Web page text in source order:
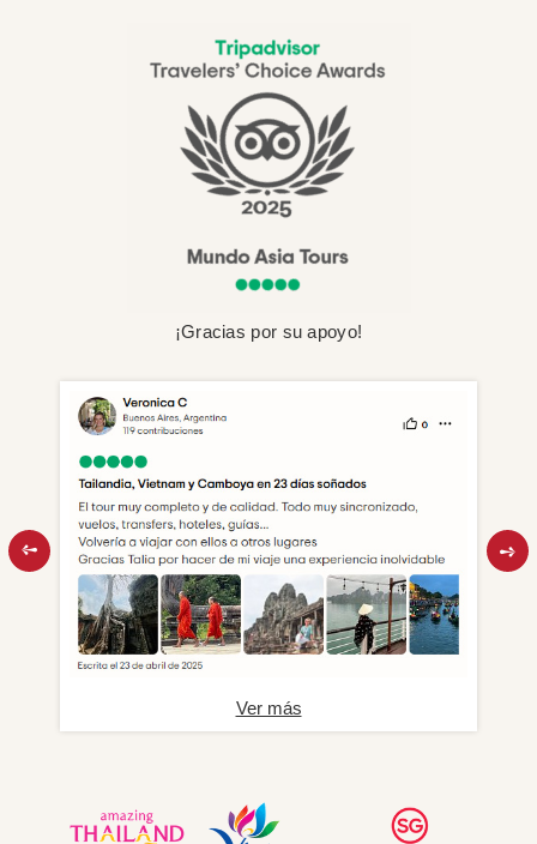
¡Gracias por su apoyo!
Ver más